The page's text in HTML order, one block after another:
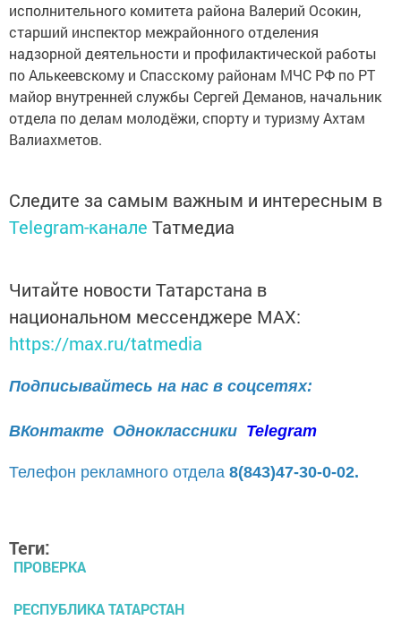
исполнительного комитета района Валерий Осокин,
старший инспектор межрайонного отделения
надзорной деятельности и профилактической работы
по Алькеевскому и Спасскому районам МЧС РФ по РТ
майор внутренней службы Сергей Деманов, начальник
отдела по делам молодёжи, спорту и туризму Ахтам
Валиахметов.
Следите за самым важным и интересным в
Telegram-канале Татмедиа
Читайте новости Татарстана в
национальном мессенджере MАХ:
https://max.ru/tatmedia
Подписывайтесь на нас в соцсетях:
ВКонтакте Одноклассники Telegram
Телефон рекламного отдела 8(843)47-30-0-02.
Теги:
ПРОВЕРКА
РЕСПУБЛИКА ТАТАРСТАН